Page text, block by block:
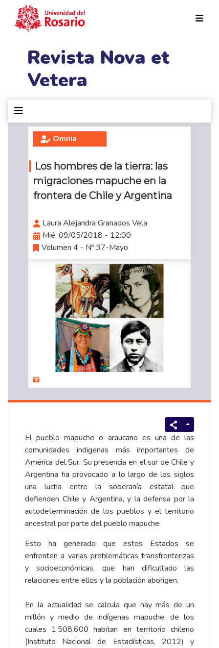
Revista Nova et
Vetera
Omnia
Los hombres de la tierra: las
migraciones mapuche en la
frontera de Chile y Argentina
Laura Alejandra Granados Vela
Mié, 09/05/2018 - 12:00
Volumen 4 - Nº 37-Mayo
El pueblo mapuche o araucano es una de las
comunidades indigenas más importantes de
América del Sur. Su presencia en el sur de Chile y
Argentina ha provocado a lo largo de los siglos
una lucha entre la soberanía estatal que
defienden Chile y Argentina, y la defensa por la
autodeterminación de los pueblos y el territorio
ancestral por parte del pueblo mapuche.
Esto ha generado que estos Estados se
enfrenten a varias problemáticas transfronterizas
y socioeconómicas, que han dificultado las
relaciones entre ellos y la población aborigen.
En la actualidad se calcula que hay más de un
millón y medio de indígenas mapuche, de los
cuales 1’508.600 habitan en territorio chileno
(Instituto Nacional de Estadísticas, 2012) y